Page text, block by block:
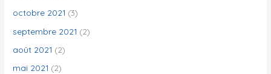
octobre 2021 (3)
septembre 2021 (2)
août 2021 (2)
mai 2021 (2)